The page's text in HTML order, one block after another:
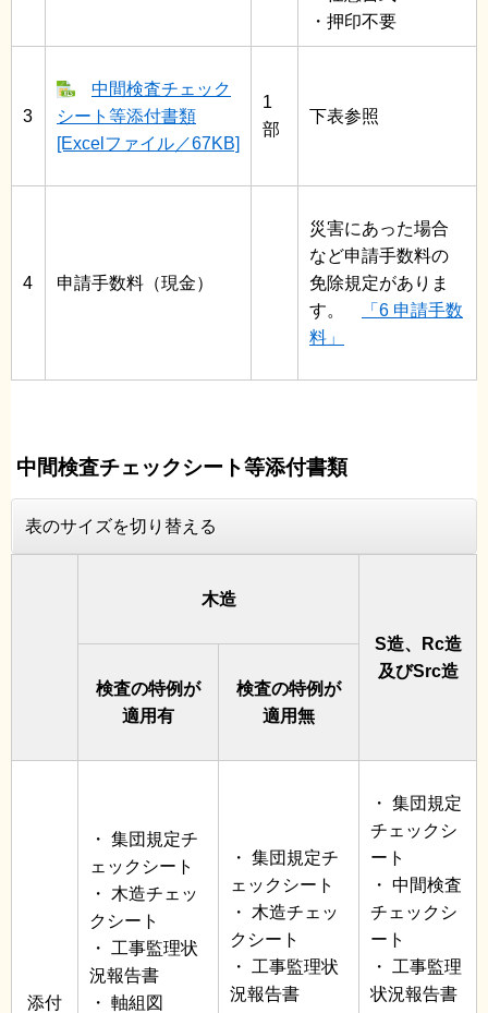
・押印不要
3
中間検査チェック
シート等添付書類
[Excelファイル／67KB]
1
部
下表参照
4 申請手数料（現金）
災害にあった場合
など申請手数料の
免除規定がありま
す。
「6 申請手数
料」
中間検査チェックシート等添付書類
表のサイズを切り替える
木造
S造、Rc造
及びSrc造
検査の特例が
適用有
検査の特例が
適用無
添付
・ 集団規定チ
ェックシート
・ 木造チェッ
クシート
・ 工事監理状
況報告書
・ 軸組図
・ 集団規定チ
ェックシート
・ 木造チェッ
クシート
・ 工事監理状
況報告書
・ 集団規定
チェックシ
ート
・ 中間検査
チェックシ
ート
・ 工事監理
状況報告書